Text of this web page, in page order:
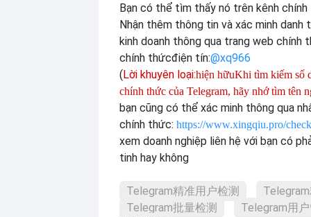
Bạn có thể tìm thấy nó trên kênh
Nhận thêm thông tin và xác minh danh
kinh doanh thông qua trang web chính
chính thứcđiện tín:@xq966
(Lời khuyên loại:hiện hữuKhi tìm kiếm số
chính thức của Telegram, hãy nhớ tìm tên
bạn cũng có thể xác minh thông qua
chính thức: https://www.xingqiu.pro/
xem doanh nghiệp liên hệ với bạn có
tinh hay không
Telegram精准用户检测
Telegram批量检测
Telegram用